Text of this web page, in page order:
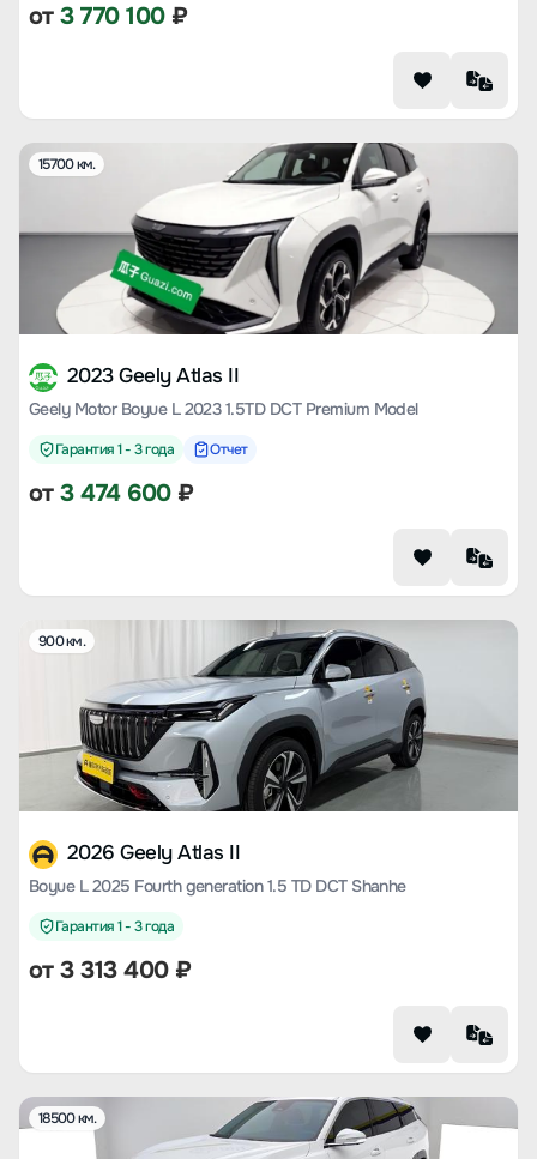
от3 770 100₽
15700 км.
2023 Geely Atlas II
Geely Motor Boyue L 2023 1.5TD DCT Premium Model
Гарантия 1 - 3 года Отчет
от3 474 600₽
900 км.
2026 Geely Atlas II
Boyue L 2025 Fourth generation 1.5 TD DCT Shanhe
Гарантия 1 - 3 года
от3 313 400₽
18500 км.